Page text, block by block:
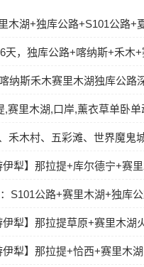
木湖+独库公路+S101公路+
天，独库公路+喀纳斯+禾木
纳斯禾木赛里木湖独库公路
,赛里木湖,口岸,薰衣草单卧
禾木村、五彩滩、世界魔鬼
犁】那拉提+库尔德宁+赛
S101公路+赛里木湖+独库
犁】那拉提草原+赛里木湖
犁】那拉提+恰西+赛里木